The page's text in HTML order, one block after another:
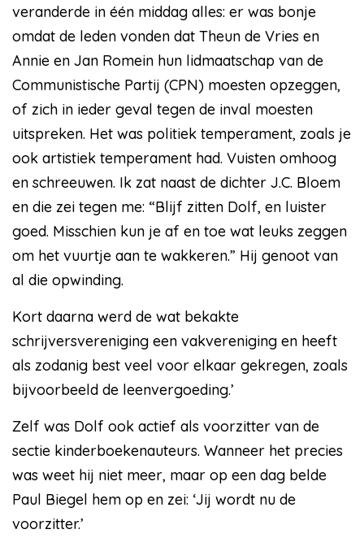
veranderde in één middag alles: er was bonje
omdat de leden vonden dat Theun de Vries en
Annie en Jan Romein hun lidmaatschap van de
Communistische Partij (CPN) moesten opzeggen,
of zich in ieder geval tegen de inval moesten
uitspreken. Het was politiek temperament, zoals je
ook artistiek temperament had. Vuisten omhoog
en schreeuwen. Ik zat naast de dichter J.C. Bloem
en die zei tegen me: “Blijf zitten Dolf, en luister
goed. Misschien kun je af en toe wat leuks zeggen
om het vuurtje aan te wakkeren.” Hij genoot van
al die opwinding.
Kort daarna werd de wat bekakte
schrijversvereniging een vakvereniging en heeft
als zodanig best veel voor elkaar gekregen, zoals
bijvoorbeeld de leenvergoeding.’
Zelf was Dolf ook actief als voorzitter van de
sectie kinderboekenauteurs. Wanneer het precies
was weet hij niet meer, maar op een dag belde
Paul Biegel hem op en zei: ‘Jij wordt nu de
voorzitter.’